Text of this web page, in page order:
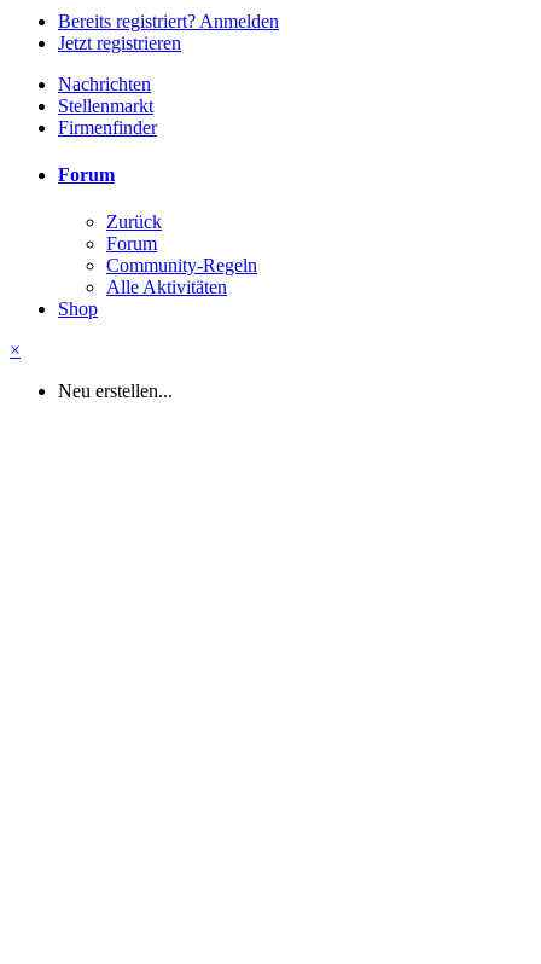
Bereits registriert? Anmelden
Jetzt registrieren
Nachrichten
Stellenmarkt
Firmenfinder
Forum
Zurück
Forum
Community-Regeln
Alle Aktivitäten
Shop
×
Neu erstellen...